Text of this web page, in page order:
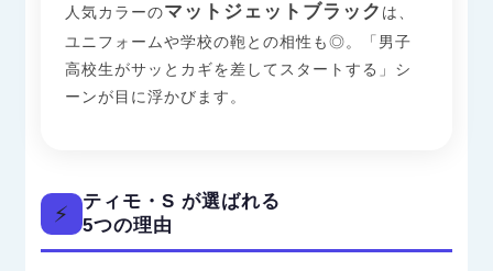
人気カラーのマットジェットブラック は、
ユニフォームや学校の鞄との相性も◎。「男子
高校生がサッとカギを差してスタートする」シ
ーンが目に浮かびます。
⚡
ティモ・S が選ばれる
5つの理由